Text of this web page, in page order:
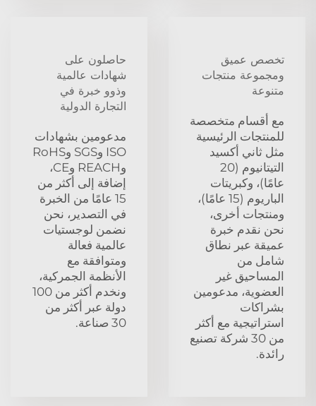
تخصص عميق
ومجموعة منتجات
متنوعة
مع أقسام متخصصة
للمنتجات الرئيسية
مثل ثاني أكسيد
التيتانيوم (20
عامًا)، وكبريتات
الباريوم (15 عامًا)،
ومنتجات أخرى،
نحن نقدم خبرة
عميقة عبر نطاق
شامل من
المساحيق غير
العضوية، مدعومين
بشراكات
استراتيجية مع أكثر
من 30 شركة تصنيع
رائدة.
حاصلون على
شهادات عالمية
وذوو خبرة في
التجارة الدولية
مدعومين بشهادات
ISO وSGS وRoHS
وREACH وCE،
إضافة إلى أكثر من
15 عامًا من الخبرة
في التصدير، نحن
نضمن لوجستيات
عالمية فعالة
ومتوافقة مع
الأنظمة الجمركية،
ونخدم أكثر من 100
دولة عبر أكثر من
30 صناعة.